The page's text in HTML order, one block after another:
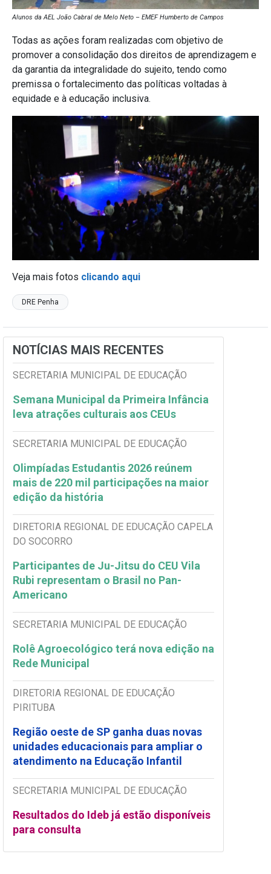
Alunos da AEL João Cabral de Melo Neto – EMEF Humberto de Campos
Todas as ações foram realizadas com objetivo de
promover a consolidação dos direitos de aprendizagem e
da garantia da integralidade do sujeito, tendo como
premissa o fortalecimento das políticas voltadas à
equidade e à educação inclusiva.
Veja mais fotos clicando aqui
DRE Penha
NOTÍCIAS MAIS RECENTES
SECRETARIA MUNICIPAL DE EDUCAÇÃO
Semana Municipal da Primeira Infância
leva atrações culturais aos CEUs
SECRETARIA MUNICIPAL DE EDUCAÇÃO
Olimpíadas Estudantis 2026 reúnem
mais de 220 mil participações na maior
edição da história
DIRETORIA REGIONAL DE EDUCAÇÃO CAPELA
DO SOCORRO
Participantes de Ju-Jitsu do CEU Vila
Rubi representam o Brasil no Pan-
Americano
SECRETARIA MUNICIPAL DE EDUCAÇÃO
Rolê Agroecológico terá nova edição na
Rede Municipal
DIRETORIA REGIONAL DE EDUCAÇÃO
PIRITUBA
Região oeste de SP ganha duas novas
unidades educacionais para ampliar o
atendimento na Educação Infantil
SECRETARIA MUNICIPAL DE EDUCAÇÃO
Resultados do Ideb já estão disponíveis
para consulta